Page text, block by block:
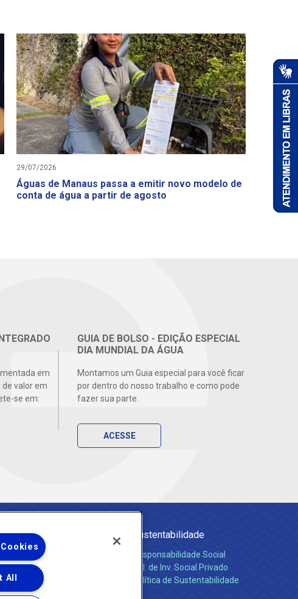
29/07/2026
Águas de Manaus passa a emitir novo modelo de
conta de água a partir de agosto
em
de valor em
se em:
GUIA DE BOLSO - EDIÇÃO ESPECIAL
DIA MUNDIAL DA ÁGUA
Montamos um Guia especial para você ficar
por dentro do nosso trabalho e como pode
fazer sua parte.
ACESSE
Serviços
Esgotamento Sanitário
Legislação e Tarifas
Documentos
Sustentabilidade
Responsabilidade Social
Pol. de Inv. Social Privado
Política de Sustentabilidade
All